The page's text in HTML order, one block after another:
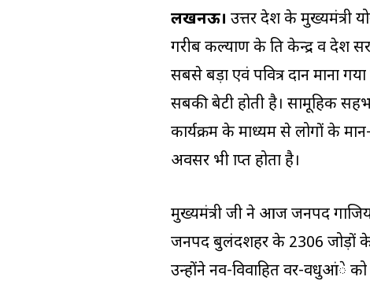
लखनऊ। उत्तर प्रदेश के मुख्यमंत्री
गरीब कल्याण के प्रति केन्द्र व प्रदेश
सबसे बड़ा एवं पवित्र दान माना
सबकी बेटी होती है। सामूहिक
कार्यक्रम के माध्यम से लोगों के
अवसर भी प्राप्त होता है।
मुख्यमंत्री जी ने आज जनपद
जनपद बुलंदशहर के 2306 जोड़ों के
उन्होंने नव-विवाहित वर-वधुआंे